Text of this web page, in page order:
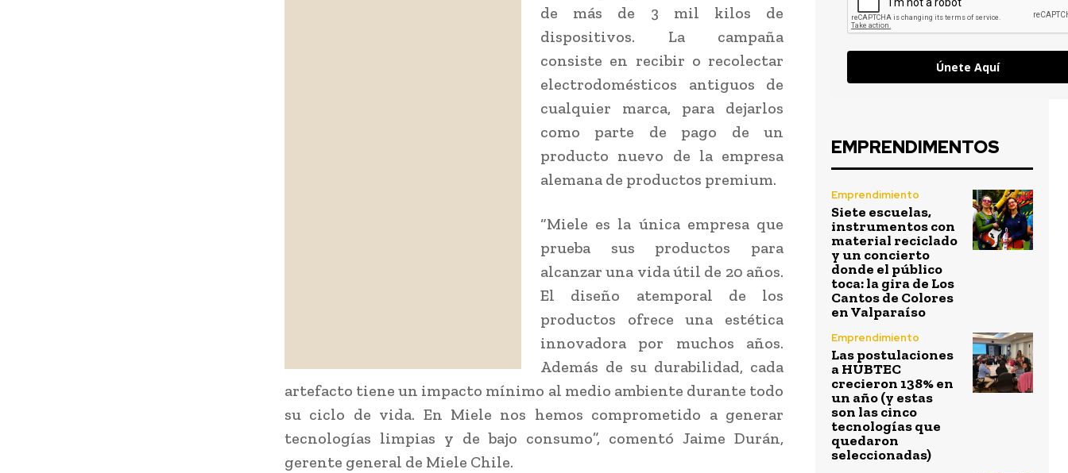
de más de 3 mil kilos de
dispositivos. La campaña
consiste en recibir o recolectar
electrodomésticos antiguos de
cualquier marca, para dejarlos
como parte de pago de un
producto nuevo de la empresa
alemana de productos premium.
“Miele es la única empresa que
prueba sus productos para
alcanzar una vida útil de 20 años.
El diseño atemporal de los
productos ofrece una estética
innovadora por muchos años.
Además de su durabilidad, cada
artefacto tiene un impacto mínimo al medio ambiente durante todo
su ciclo de vida. En Miele nos hemos comprometido a generar
tecnologías limpias y de bajo consumo”, comentó Jaime Durán,
gerente general de Miele Chile.
Únete Aquí
EMPRENDIMENTOS
Emprendimiento
Siete escuelas,
instrumentos con
material reciclado
y un concierto
donde el público
toca: la gira de Los
Cantos de Colores
en Valparaíso
Emprendimiento
Las postulaciones
a HUBTEC
crecieron 138% en
un año (y estas
son las cinco
tecnologías que
quedaron
seleccionadas)